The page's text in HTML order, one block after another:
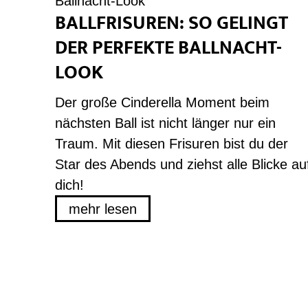
BALLFRISUREN: SO GELINGT
DER PERFEKTE BALLNACHT-
LOOK
Der große Cinderella Moment beim
nächsten Ball ist nicht länger nur ein
Traum. Mit diesen Frisuren bist du der
Star des Abends und ziehst alle Blicke
dich!
mehr lesen